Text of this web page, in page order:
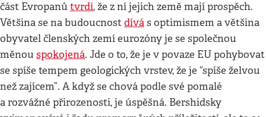
část Evropanů tvrdí, že z ní jejich země mají prospěch.
Většina se na budoucnostdívás optimismem a většina
obyvatel členských zemí eurozóny je se společnou
měnou spokojená. Jde o to, že je v povaze EU pohybovat
se spíše tempem geologických vrstev, že je “spíše želvou
než zajícem”. A když se chová podle své pomalé
a rozvážné přirozenosti, je úspěšná. Bershidsky